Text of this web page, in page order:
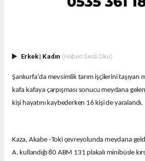
Erkek| Kadın (Haberi Sesli Oku)
Şanlıurfa’da mevsimlik tarım işçilerini
kafa kafaya çarpışması sonucu meydana
kişi hayatını kaybederken 16 kişi de yaralandı.
Kaza, Akabe -Toki çevreyolunda meydana
A. kullandığı 80 ABM 131 plakalı minibüsle